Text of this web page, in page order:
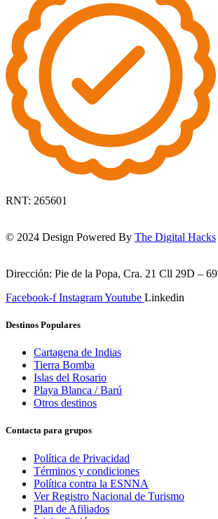
RNT: 265601
© 2024 Design Powered By The Digital Hacks
Dirección: Pie de la Popa, Cra. 21 Cll 29D – 69
Facebook-f InstagramYoutube Linkedin
Destinos Populares
Cartagena de Indias
Tierra Bomba
Islas del Rosario
Playa Blanca / Barú
Otros destinos
Contacta para grupos
Política de Privacidad
Términos y condiciones
Política contra la ESNNA
Ver Registro Nacional de Turismo
Plan de Afiliados